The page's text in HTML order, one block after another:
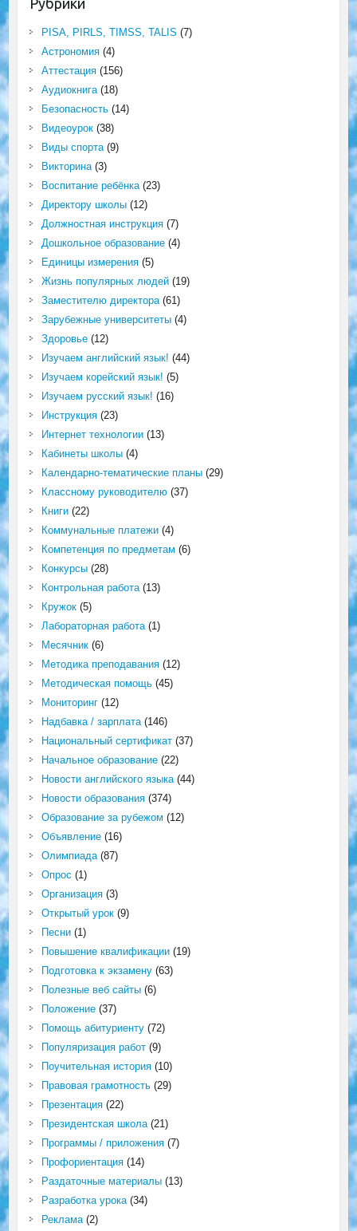
Рубрики
PISA, PIRLS, TIMSS, TALIS (7)
Астрономия(4)
Аттестация(156)
Аудиокнига(18)
Безопасность(14)
Видеоурок(38)
Виды спорта(9)
Викторина(3)
Воспитание ребёнка(23)
Директору школы(12)
Должностная инструкция(7)
Дошкольное образование(4)
Единицы измерения(5)
Жизнь популярных людей(19)
Заместителю директора(61)
Зарубежные университеты(4)
Здоровье(12)
Изучаем английский язык! (44)
Изучаем корейский язык! (5)
Изучаем русский язык! (16)
Инструкция(23)
Интернет технологии(13)
Кабинеты школы(4)
Календарно-тематические планы(29)
Классному руководителю(37)
Книги(22)
Коммунальные платежи(4)
Компетенция по предметам (6)
Конкурсы(28)
Контрольная работа(13)
Кружок(5)
Лабораторная работа(1)
Месячник(6)
Методика преподавания(12)
Методическая помощь(45)
Мониторинг(12)
Надбавка / зарплата(146)
Национальный сертификат(37)
Начальное образование(22)
Новости английского языка(44)
Новости образования(374)
Образование за рубежом (12)
Объявление(16)
Олимпиада(87)
Опрос (1)
Организация(3)
Открытый урок(9)
Песни(1)
Повышение квалификации(19)
Подготовка к экзамену(63)
Полезные веб сайты(6)
Положение(37)
Помощь абитуриенту(72)
Популяризация работ(9)
Поучительная история(10)
Правовая грамотность(29)
Презентация(22)
Президентская школа(21)
Программы / приложения(7)
Профориентация(14)
Раздаточные материалы(13)
Разработка урока(34)
Реклама(2)